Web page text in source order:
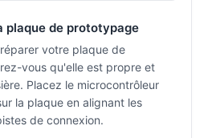
plaque de prototypage
votre plaque de
vous qu'elle est propre et
Placez le microcontrôleur
la plaque en alignant les
de connexion.